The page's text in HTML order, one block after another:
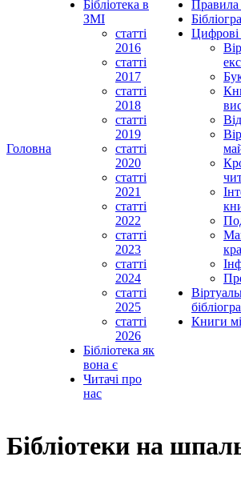
Головна
Бібліотека в
ЗМІ
статті
2016
статті
2017
статті
2018
статті
2019
статті
2020
статті
2021
статті
2022
статті
2023
статті
2024
статті
2025
статті
2026
Бібліотека як
вона є
Читачі про
нас
Правила
Цифрові
Книги
Бібліотеки на